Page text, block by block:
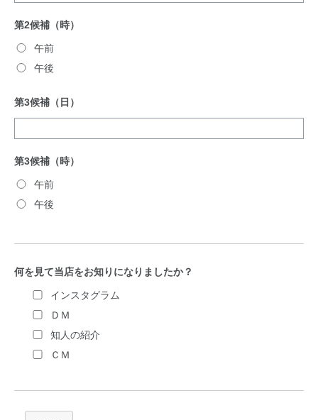
第2候補（時）
午前
午後
第3候補（日）
第3候補（時）
午前
午後
何を見て当店をお知りになりましたか？
インスタグラム
ＤＭ
知人の紹介
ＣＭ